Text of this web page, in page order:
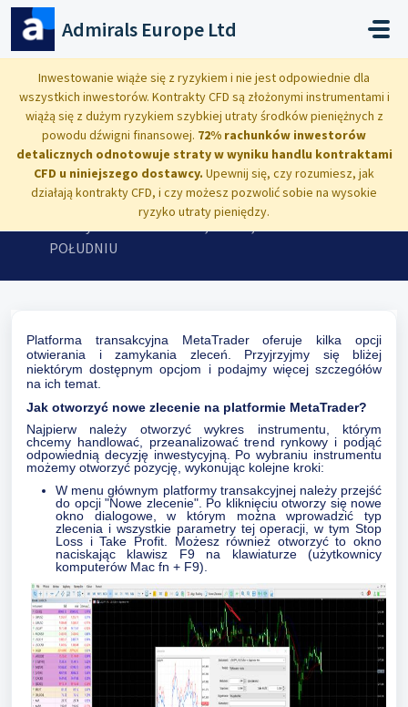
Przejdź do głównej treści
Admirals Europe Ltd
Inwestowanie wiąże się z ryzykiem i nie jest odpowiednie dla
wszystkich inwestorów. Kontrakty CFD są złożonymi instrumentami i
wiążą się z dużym ryzykiem szybkiej utraty środków pieniężnych z
powodu dźwigni finansowej. 72% rachunków inwestorów
detalicznych odnotowuje straty w wyniku handlu kontraktami
CFD u niniejszego dostawcy. Upewnij się, czy rozumiesz, jak
działają kontrakty CFD, i czy możesz pozwolić sobie na wysokie
ryzyko utraty pieniędzy.
Strona główna ... Jak otworzyć i zamknąć zlecenie w MetaTrader?
Jak otworzyć i zamknąć zlecenie w
MetaTrader?
Zmodyfikowano dnia czw, 27 Mar, 2025 o 9:26 PO
POŁUDNIU
Platforma transakcyjna MetaTrader oferuje kilka opcji
otwierania i zamykania zleceń. Przyjrzyjmy się bliżej
niektórym dostępnym opcjom i podajmy więcej szczegółów
na ich temat.
Jak otworzyć nowe zlecenie na platformie MetaTrader?
Najpierw należy otworzyć wykres instrumentu, którym
chcemy handlować, przeanalizować trend rynkowy i podjąć
odpowiednią decyzję inwestycyjną. Po wybraniu instrumentu
możemy otworzyć pozycję, wykonując kolejne kroki:
W menu głównym platformy transakcyjnej należy przejść
do opcji "Nowe zlecenie". Po kliknięciu otworzy się nowe
okno dialogowe, w którym można wprowadzić typ
zlecenia i wszystkie parametry tej operacji, w tym Stop
Loss i Take Profit. Możesz również otworzyć to okno
naciskając klawisz F9 na klawiaturze (użytkownicy
komputerów Mac fn + F9).